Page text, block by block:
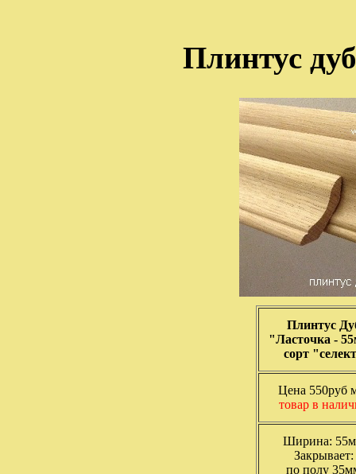
Плинтус
Плинтус
"Ласточка -
сорт
Цена 550руб
товар в
Ширина:
Закрывает:
по полу